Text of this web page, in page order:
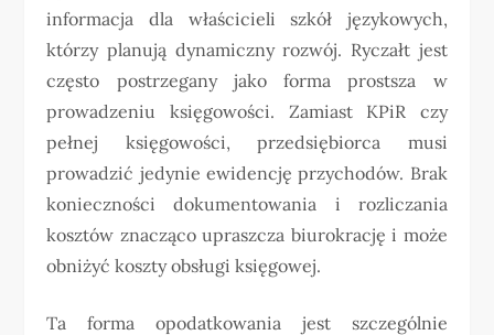
informacja dla właścicieli szkół językowych,
którzy planują dynamiczny rozwój. Ryczałt jest
często postrzegany jako forma prostsza w
prowadzeniu księgowości. Zamiast KPiR czy
pełnej księgowości, przedsiębiorca musi
prowadzić jedynie ewidencję przychodów. Brak
konieczności dokumentowania i rozliczania
kosztów znacząco upraszcza biurokrację i może
obniżyć koszty obsługi księgowej.
Ta forma opodatkowania jest szczególnie